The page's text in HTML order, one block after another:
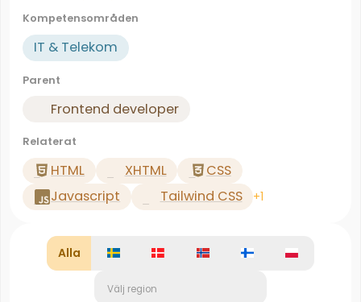
Kompetensområden
IT & Telekom
Parent
Frontend developer
Relaterat
HTML XHTML
CSS
Javascript
Tailwind CSS +1
Alla
Välj region